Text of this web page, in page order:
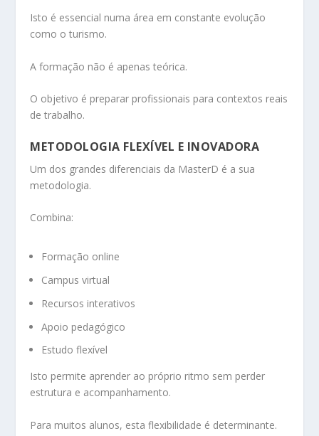
Isto é essencial numa área em constante evolução
como o turismo.
A formação não é apenas teórica.
O objetivo é preparar profissionais para contextos reais
de trabalho.
METODOLOGIA FLEXÍVEL E INOVADORA
Um dos grandes diferenciais da MasterD é a sua
metodologia.
Combina:
Formação online
Campus virtual
Recursos interativos
Apoio pedagógico
Estudo flexível
Isto permite aprender ao próprio ritmo sem perder
estrutura e acompanhamento.
Para muitos alunos, esta flexibilidade é determinante.